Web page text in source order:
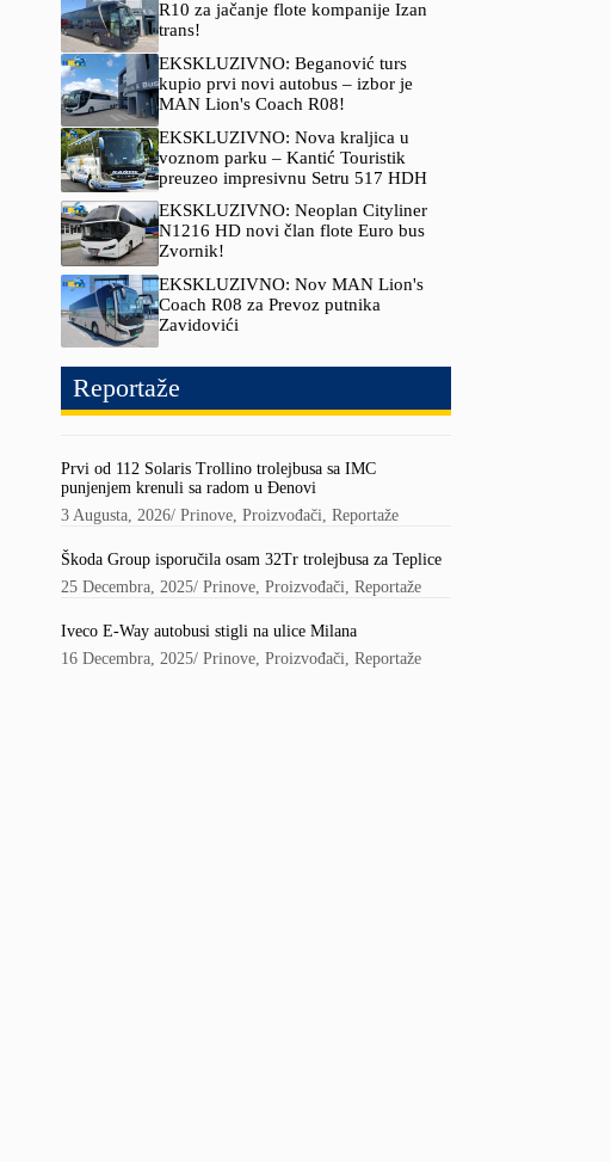
R10 za jačanje flote kompanije Izan
trans!
EKSKLUZIVNO: Beganović turs
kupio prvi novi autobus – izbor je
MAN Lion's Coach R08!
EKSKLUZIVNO: Nova kraljica u
voznom parku – Kantić Touristik
preuzeo impresivnu Setru 517 HDH
EKSKLUZIVNO: Neoplan Cityliner
N1216 HD novi član flote Euro bus
Zvornik!
EKSKLUZIVNO: Nov MAN Lion's
Coach R08 za Prevoz putnika
Zavidovići
Reportaže
Prvi od 112 Solaris Trollino trolejbusa sa IMC
punjenjem krenuli sa radom u Đenovi
3 Augusta, 2026/Prinove,Proizvođači,Reportaže
Škoda Group isporučila osam 32Tr trolejbusa za Teplice
25 Decembra, 2025/Prinove,Proizvođači,Reportaže
Iveco E-Way autobusi stigli na ulice Milana
16 Decembra, 2025/Prinove,Proizvođači,Reportaže